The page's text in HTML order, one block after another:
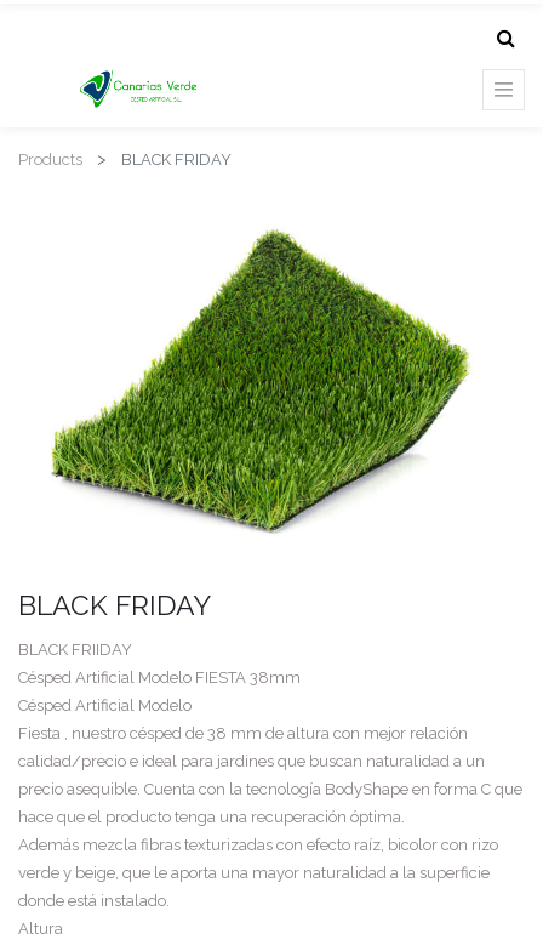
Products BLACK FRIDAY
BLACK FRIDAY
BLACK FRIIDAY
Césped Artificial Modelo FIESTA 38mm
Césped Artificial Modelo
Fiesta , nuestro césped de 38 mm de altura con mejor relación
calidad/precio e ideal para jardines que buscan naturalidad a un
precio asequible. Cuenta con la tecnología BodyShape en forma C que
hace que el producto tenga una recuperación óptima.
Además mezcla fibras texturizadas con efecto raíz, bicolor con rizo
verde y beige, que le aporta una mayor naturalidad a la superficie
donde está instalado.
Altura